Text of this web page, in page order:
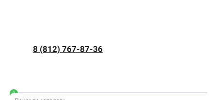
8 (812) 767-87-36
0